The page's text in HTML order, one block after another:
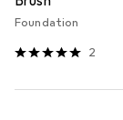
Foundation
2